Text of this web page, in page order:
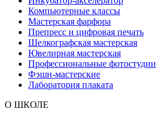
Компьютерные классы
Мастерская фарфора
Препресс и цифровая печать
Шелкографская мастерская
Ювелирная мастерская
Профессиональные фотостудии
Фэшн-мастерские
Лаборатория плаката
О ШКОЛЕ